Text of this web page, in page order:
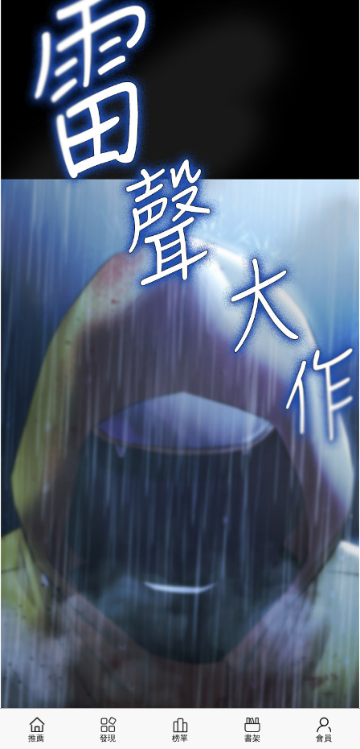
推薦 發現 榜單 書架 會員